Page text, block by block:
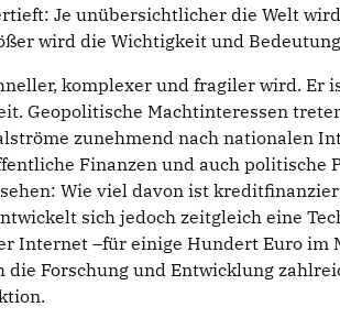
Je unübersichtlicher die Welt
wird die Wichtigkeit und
komplexer und fragiler wird.
Geopolitische Machtinteressen
zunehmend nach nationalen
Finanzen und auch
Wie viel davon ist
sich jedoch zeitgleich eine
Internet –für einige Hundert Euro
Forschung und Entwicklung